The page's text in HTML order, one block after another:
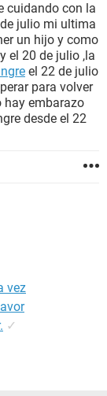
cuidando con la
julio mi ultima
un hijo y como
el 20 de julio ,la
el 22 de julio
para volver
hay embarazo
desde el 22
vez
✓